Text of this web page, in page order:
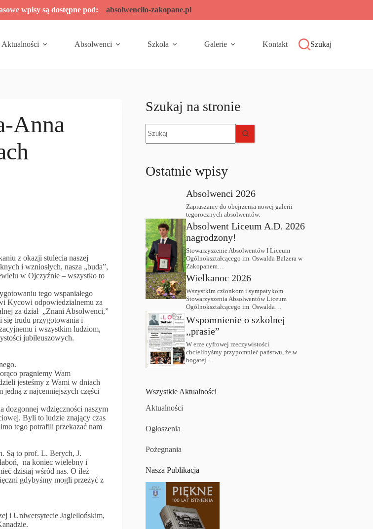
wpisy są dostępne pod: absolwencilo-zakopane.pl
Aktualności Absolwenci Szkoła Galerie Kontakt Szukaj
Anna
z okazji stulecia naszej
i wzniosłych, nasza „buda”,
w Ojczyźnie – wszystko to
tego wspaniałego
Kycowi odpowiedzialnemu za
za dział „Znani Absolwenci,”
trudu przygotowania i
i wszystkim ludziom,
jubileuszowych.
pragniemy Wam
jesteśmy z Wami w dniach
jedną z najcenniejszych części
dozgonnej wdzięczności naszym
Byli to ludzie znający czas
tego potrafili przekazać nam
Są to prof. L. Berych, J.
na koniec wielebny i
dzisiaj wśród nas. O ileż
gdybyśmy mogli przeżyć z
i Uniwersytecie Jagiellońskim,
Szukaj na stronie
wyników
Ostatnie wpisy
Absolwenci 2026
Zapraszamy do obejrzenia nowej galerii
tegorocznych absolwentów.
Absolwent Liceum A.D. 2026
nagrodzony!
Stowarzyszenie Absolwentów I Liceum
Ogólnokształcącego im. Oswalda Balzera w
Zakopanem…
Wielkanoc 2026
Wszystkim członkom i sympatykom
Stowarzyszenia Absolwentów Liceum
Ogólnokształcącego im. Oswalda…
Wspomnienie o szkolnej
,,prasie”
W erze cyfrowej rzeczywistości
chcielibyśmy przypomnieć państwu, że w
bogatej…
Wszystkie Aktualności
Aktualności
Ogłoszenia
Pożegnania
Nasza Publikacja